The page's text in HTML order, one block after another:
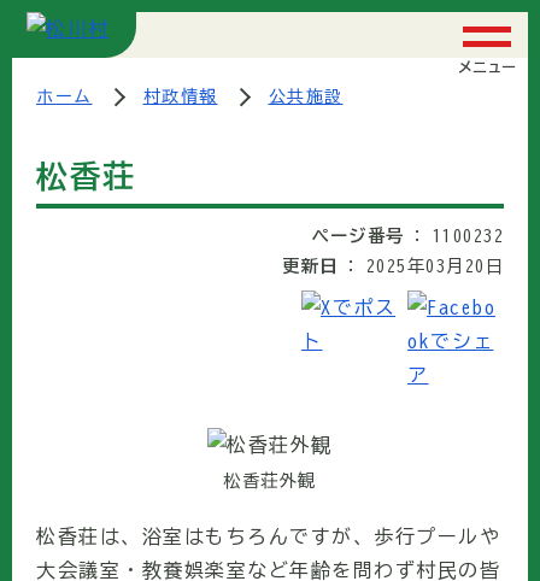
メニュー
ホーム 村政情報 公共施設
松香荘
ページ番号
1100232
更新日
2025年03月20日
松香荘外観
松香荘は、浴室はもちろんですが、歩行プールや
大会議室・教養娯楽室など年齢を問わず村民の皆